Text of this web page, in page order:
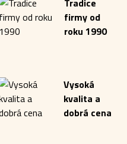
Tradice
firmy od
roku 1990
Vysoká
kvalita a
dobrá cena